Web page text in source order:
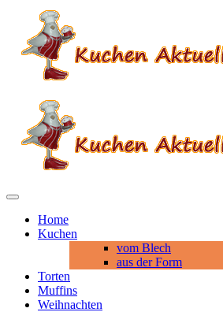
Home
Kuchen
vom Blech
aus der Form
Torten
Muffins
Weihnachten